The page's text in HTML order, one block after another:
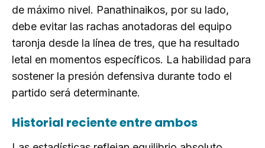
de máximo nivel. Panathinaikos, por su lado,
debe evitar las rachas anotadoras del equipo
taronja desde la línea de tres, que ha resultado
letal en momentos específicos. La habilidad para
sostener la presión defensiva durante todo el
partido será determinante.
Historial reciente entre ambos